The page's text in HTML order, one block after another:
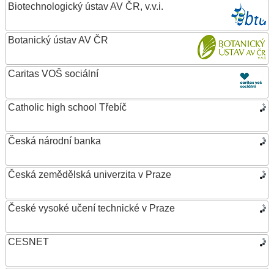
Biotechnologický ústav AV ČR, v.v.i.
Botanický ústav AV ČR
Caritas VOŠ sociální
Catholic high school Třebíč
Česká národní banka
Česká zemědělská univerzita v Praze
České vysoké učení technické v Praze
CESNET